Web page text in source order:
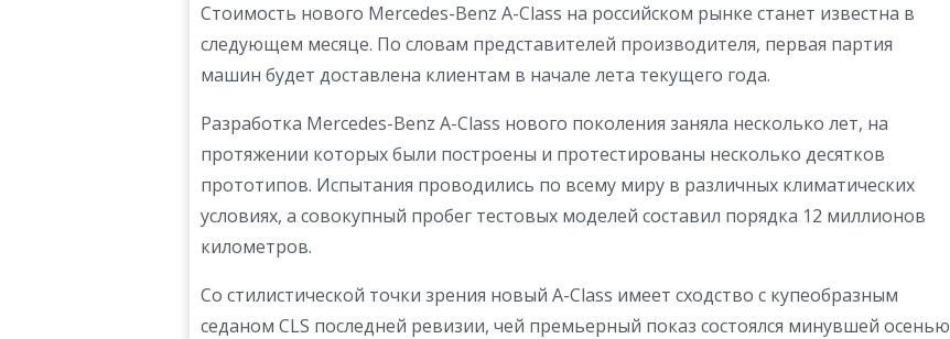
Стоимость нового Mercedes-Benz A-Class на российском рынке станет известна в
следующем месяце. По словам представителей производителя, первая партия
машин будет доставлена клиентам в начале лета текущего года.
Разработка Mercedes-Benz A-Class нового поколения заняла несколько лет, на
протяжении которых были построены и протестированы несколько десятков
прототипов. Испытания проводились по всему миру в различных климатических
условиях, а совокупный пробег тестовых моделей составил порядка 12 миллионов
километров.
Со стилистической точки зрения новый A-Class имеет сходство с купеобразным
седаном CLS последней ревизии, чей премьерный показ состоялся минувшей осенью